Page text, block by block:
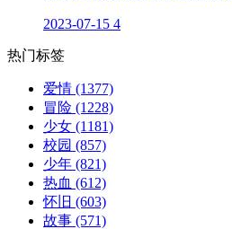
2023-07-15 4
热门标签
爱情 (1377)
冒险 (1228)
少女 (1181)
校园 (857)
少年 (821)
热血 (612)
怀旧 (603)
故事 (571)